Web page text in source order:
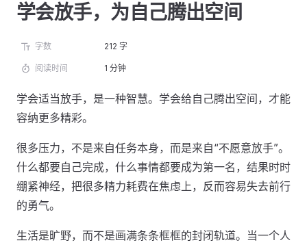
学会放手，为自己腾出空间
字数 212 字
阅读时间 1 分钟
学会适当放手，是一种智慧。学会给自己腾出空间，才能
容纳更多精彩。
很多压力，不是来自任务本身，而是来自“不愿意放手”。
什么都要自己完成，什么事情都要成为第一名，结果时时
绷紧神经，把很多精力耗费在焦虑上，反而容易失去前行
的勇气。
生活是旷野，而不是画满条条框框的封闭轨道。当一个人